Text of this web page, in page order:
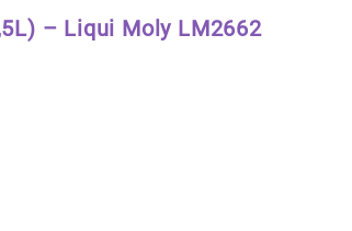
– Liqui Moly LM2662